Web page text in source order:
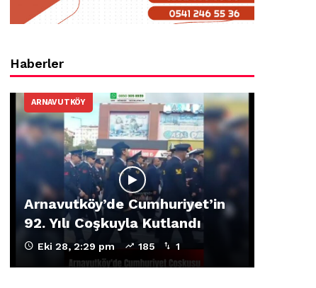
Haberler
ARNAVUTKÖY
Arnavutköy’de Cumhuriyet’in
92. Yılı Coşkuyla Kutlandı
Eki 28, 2:29 pm 185 1